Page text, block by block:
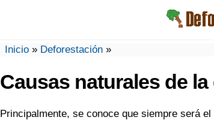
Inicio » Deforestación »
Causas naturales de
Principalmente, se conoce que siempre será